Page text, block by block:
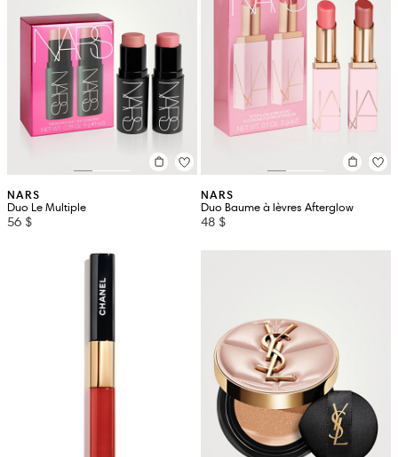
NARS
Duo Le Multiple
56 $
NARS
Duo Baume à lèvres Afterglow
48 $